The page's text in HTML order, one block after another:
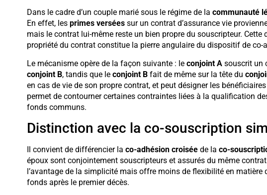
Dans le cadre d’un couple marié sous le régime de la communauté
En effet, les primes verséessur un contrat d’assurance vie
mais le contrat lui-même reste un bien propre du souscripteur. Cette
propriété du contrat constitue la pierre angulaire du dispositif de co-
Le mécanisme opère de la façon suivante : le conjoint Asouscrit un
conjoint B, tandis que le conjoint Bfait de même sur la tête du
en cas de vie de son propre contrat, et peut désigner les
permet de contourner certaines contraintes liées à la qualification
fonds communs.
Distinction avec la co-souscription
Il convient de différencier la co-adhésion croiséede la co-
époux sont conjointement souscripteurs et assurés du même
l’avantage de la simplicité mais offre moins de flexibilité en matière
fonds après le premier décès.